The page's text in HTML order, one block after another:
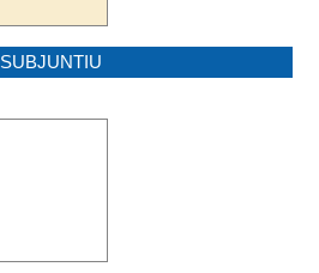
SUBJUNTIU